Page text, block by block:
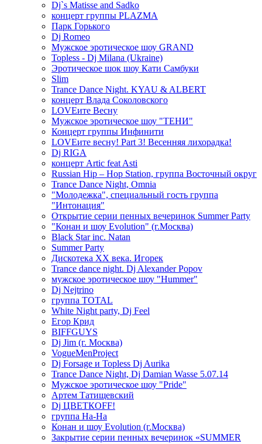
Dj`s Matisse and Sadko
концерт группы PLAZMA
Парк Горького
Dj Romeo
Мужское эротическое шоу GRAND
Topless - Dj Milana (Ukraine)
Эротическое шок шоу Кати Самбуки
Slim
Trance Dance Night. KYAU & ALBERT
концерт Влада Соколовского
LOVEите Весну
Мужское эротическое шоу "ТЕНИ"
Концерт группы Инфинити
LOVEите весну! Part 3! Весенняя лихорадка!
Dj RIGA
концерт Artic feat Asti
Russian Hip – Hop Station, группа Восточный округ
Trance Dance Night, Omnia
"Молодежка", специальный гость группа
"Интонация"
Открытие серии пенных вечеринок Summer Party
"Конан и шоу Evolution" (г.Москва)
Black Star inc. Natan
Summer Party
Дискотека ХХ века. Игорек
Trance dance night. Dj Alexander Popov
мужское эротическое шоу "Hummer"
Dj Nejtrino
группа TOTAL
White Night party, Dj Feel
Егор Крид
BIFFGUYS
Dj Jim (г. Москва)
VogueMenProject
Dj Forsage и Topless Dj Aurika
Trance Dance Night, Dj Damian Wasse 5.07.14
Мужское эротическое шоу "Pride"
Артем Татищевский
Dj ЦВЕТКOFF!
группа На-На
Конан и шоу Evolution (г.Москва)
Закрытие серии пенных вечеринок «SUMMER